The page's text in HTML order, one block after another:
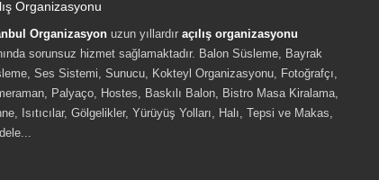
Organizasyonu
Organizasyon uzun yıllardır açılış organizasyonu
sorunsuz hizmet sağlamaktadır. Balon Süsleme, Bayrak
Ses Sistemi, Sunucu, Kokteyl Organizasyonu, Fotoğrafçı,
Palyaço, Hostes, Baskılı Balon, Bistro Masa Kiralama,
Isıtıcılar, Gölgelikler, Yürüyüş Yolları, Halı, Tepsi ve Makas,